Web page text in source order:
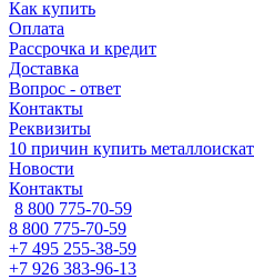
Как купить
Оплата
Рассрочка и кредит
Доставка
Вопрос - ответ
Контакты
Реквизиты
10 причин купить
Новости
Контакты
8 800 775-70-59
8 800 775-70-59
+7 495 255-38-59
+7 926 383-96-13